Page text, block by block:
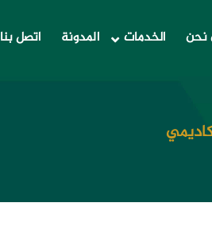
نحن الخدمات المدونة اتصل بنا